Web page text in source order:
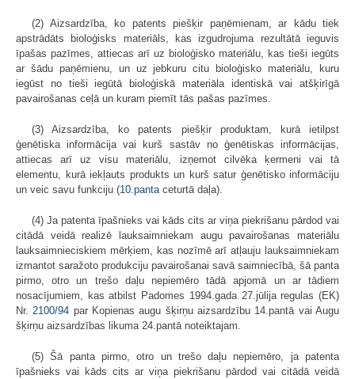
(2) Aizsardzība, ko patents piešķir paņēmienam, ar kādu tiek
apstrādāts bioloģisks materiāls, kas izgudrojuma rezultātā ieguvis
īpašas pazīmes, attiecas arī uz bioloģisko materiālu, kas tieši iegūts
ar šādu paņēmienu, un uz jebkuru citu bioloģisko materiālu, kuru
iegūst no tieši iegūtā bioloģiskā materiāla identiskā vai atšķirīgā
pavairošanas ceļā un kuram piemīt tās pašas pazīmes.
(3) Aizsardzība, ko patents piešķir produktam, kurā ietilpst
ģenētiska informācija vai kurš sastāv no ģenētiskas informācijas,
attiecas arī uz visu materiālu, izņemot cilvēka ķermeni vai tā
elementu, kurā iekļauts produkts un kurš satur ģenētisko informāciju
un veic savu funkciju (10.pantaceturtā daļa).
(4) Ja patenta īpašnieks vai kāds cits ar viņa piekrišanu pārdod vai
citādā veidā realizē lauksaimniekam augu pavairošanas materiālu
lauksaimnieciskiem mērķiem, kas nozīmē arī atļauju lauksaimniekam
izmantot saražoto produkciju pavairošanai savā saimniecībā, šā panta
pirmo, otro un trešo daļu nepiemēro tādā apjomā un ar tādiem
nosacījumiem, kas atbilst Padomes 1994.gada 27.jūlija regulas (EK)
Nr.2100/94 par Kopienas augu šķirņu aizsardzību 14.pantā vai Augu
šķirņu aizsardzības likuma 24.pantā noteiktajam.
(5) Šā panta pirmo, otro un trešo daļu nepiemēro, ja patenta
īpašnieks vai kāds cits ar viņa piekrišanu pārdod vai citādā veidā